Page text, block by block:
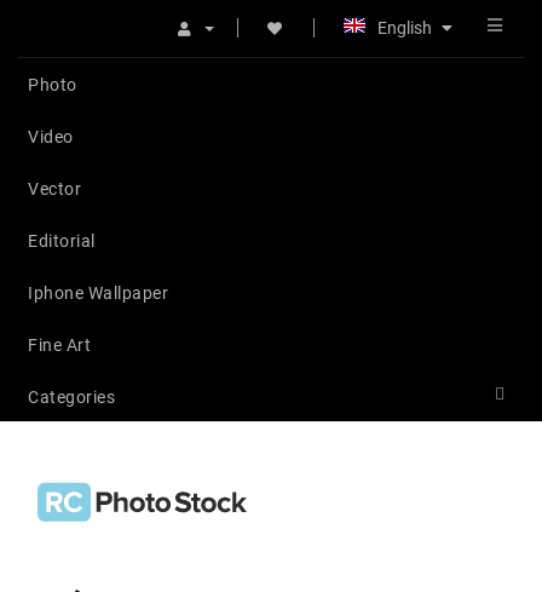
English
Photo
Video
Vector
Editorial
Iphone Wallpaper
Fine Art
Categories